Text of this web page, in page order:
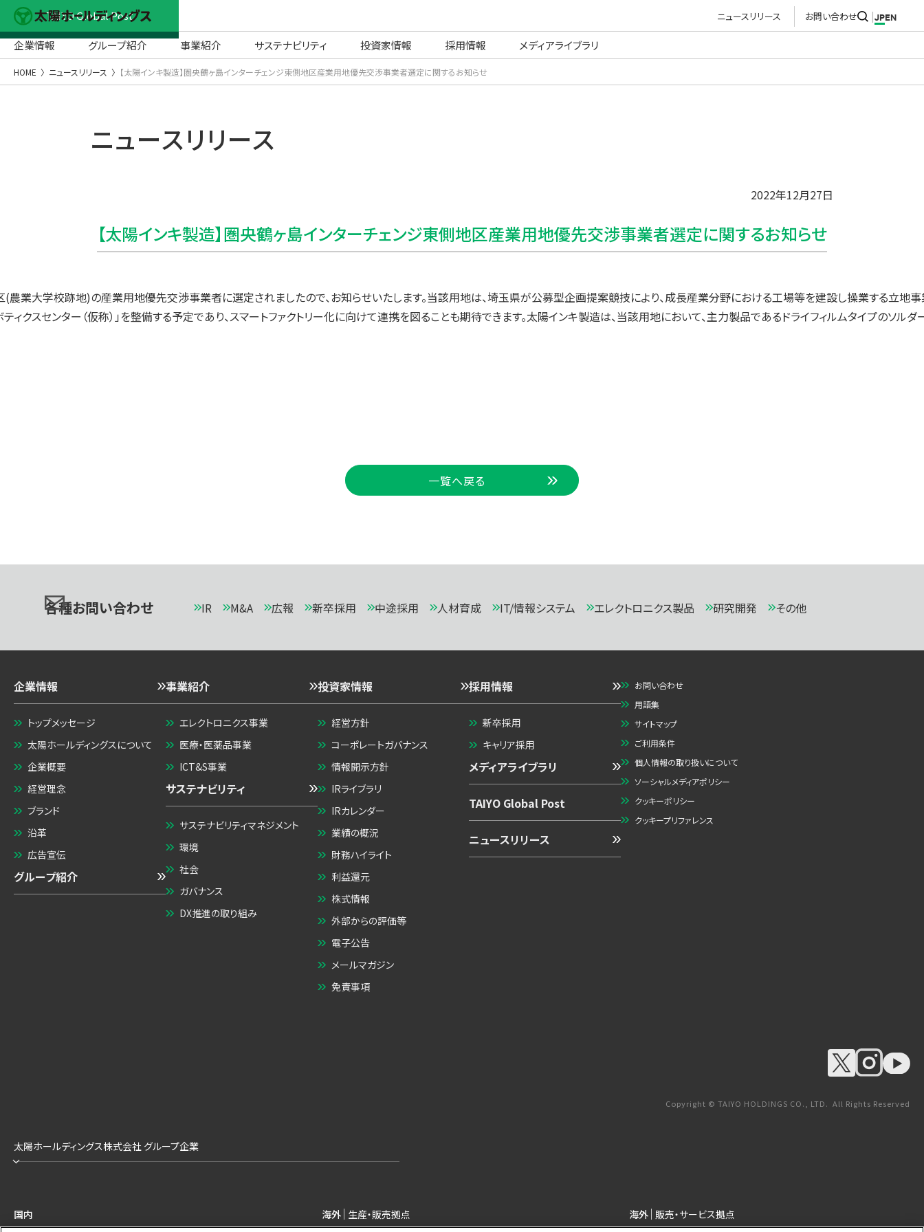
ニュースリリース お問い合わせ JPEN
企業情報 グループ紹介 事業紹介 サステナビリティ 投資家情報 採用情報 メディアライブラリ
TAIYO Global Post
HOME ニュースリリース 【太陽インキ製造】圏央鶴ヶ島インターチェンジ東側地区産業用地優先交渉事業者選定に関するお知らせ
ニュースリリース
2022年12月27日
【太陽インキ製造】圏央鶴ヶ島インターチェンジ東側地区産業用地優先交渉事業者選定に関するお知らせ
農業大学校跡地)の産業用地優先交渉事業者に選定されましたので、お知らせいたします。当該用地は、埼玉県が公募型企画提案競技により、成長産業分野における工場等を建設し操業する立地事
センター（仮称）」を整備する予定であり、スマートファクトリー化に向けて連携を図ることも期待できます。太陽インキ製造は、当該用地において、主力製品であるドライフィルムタイプ
一覧へ戻る
各種お問い合わせ IR M&A 広報 新卒採用 中途採用 人材育成 IT/情報システム エレクトロニクス製品 研究開発 その他
企業情報
トップメッセージ
太陽ホールディングスについて
企業概要
経営理念
ブランド
沿革
広告宣伝
グループ紹介
事業紹介
エレクトロニクス事業
医療・医薬品事業
ICT&S事業
サステナビリティ
サステナビリティマネジメント
環境
社会
ガバナンス
DX推進の取り組み
投資家情報
経営方針
コーポレートガバナンス
情報開示方針
IRライブラリ
IRカレンダー
業績の概況
財務ハイライト
利益還元
株式情報
外部からの評価等
電子公告
メールマガジン
免責事項
採用情報
新卒採用
キャリア採用
メディアライブラリ
TAIYO Global Post
ニュースリリース
お問い合わせ
用語集
サイトマップ
ご利用条件
個人情報の取り扱いについて
ソーシャルメディアポリシー
クッキーポリシー
クッキープリファレンス
Copyright © TAIYO HOLDINGS CO., LTD. All Rights Reserved
太陽ホールディングス株式会社 グループ企業
国内 海外 生産・販売拠点 海外 販売・サービス拠点